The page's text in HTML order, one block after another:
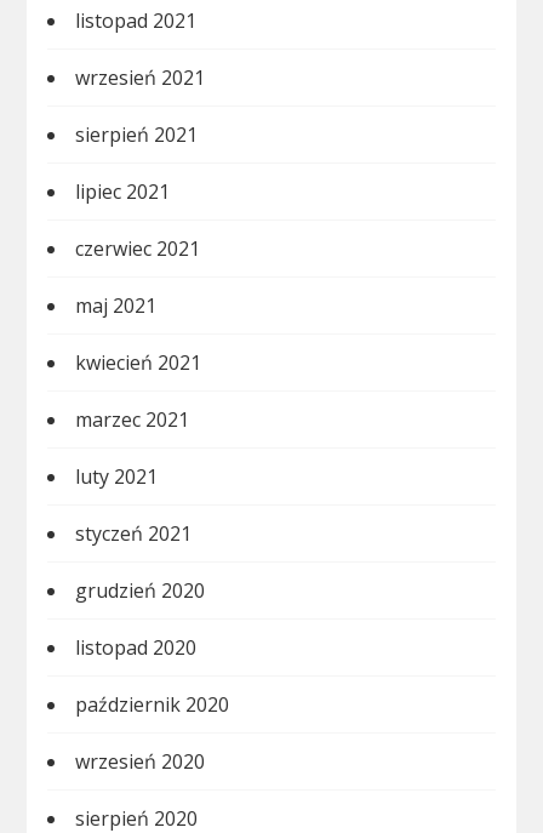
listopad 2021
wrzesień 2021
sierpień 2021
lipiec 2021
czerwiec 2021
maj 2021
kwiecień 2021
marzec 2021
luty 2021
styczeń 2021
grudzień 2020
listopad 2020
październik 2020
wrzesień 2020
sierpień 2020